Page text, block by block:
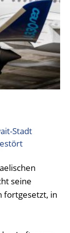
Stadt
seine
fortgesetzt, in